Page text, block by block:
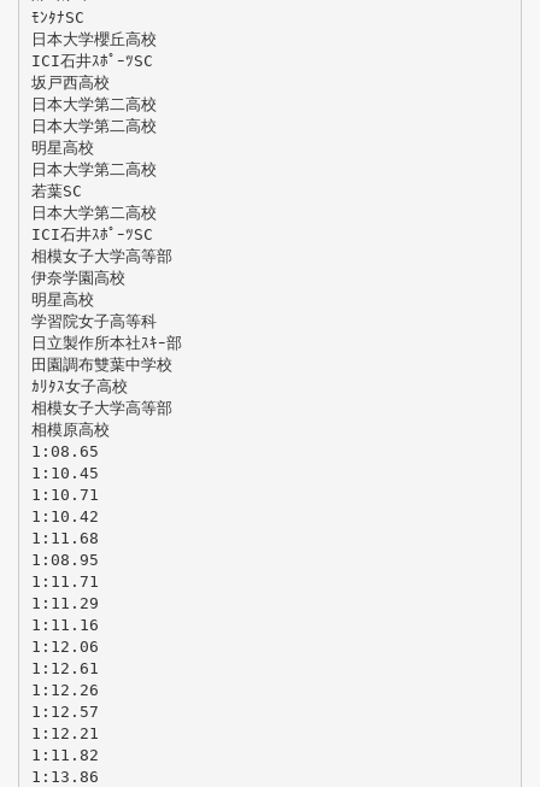
ﾓﾝﾀﾅSC
日本大学櫻丘高校
ICI石井ｽﾎﾟｰﾂSC
坂戸西高校
日本大学第二高校
日本大学第二高校
明星高校
日本大学第二高校
若葉SC
日本大学第二高校
ICI石井ｽﾎﾟｰﾂSC
相模女子大学高等部
伊奈学園高校
明星高校
学習院女子高等科
日立製作所本社ｽｷｰ部
田園調布雙葉中学校
ｶﾘﾀｽ女子高校
相模女子大学高等部
相模原高校
1:08.65
1:10.45
1:10.71
1:10.42
1:11.68
1:08.95
1:11.71
1:11.29
1:11.16
1:12.06
1:12.61
1:12.26
1:12.57
1:12.21
1:11.82
1:13.86